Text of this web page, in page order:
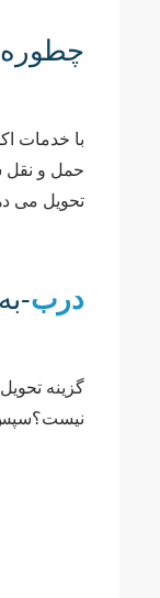
حمل و نقل
تحویل می
درب-
گزینه
نیست؟سپس